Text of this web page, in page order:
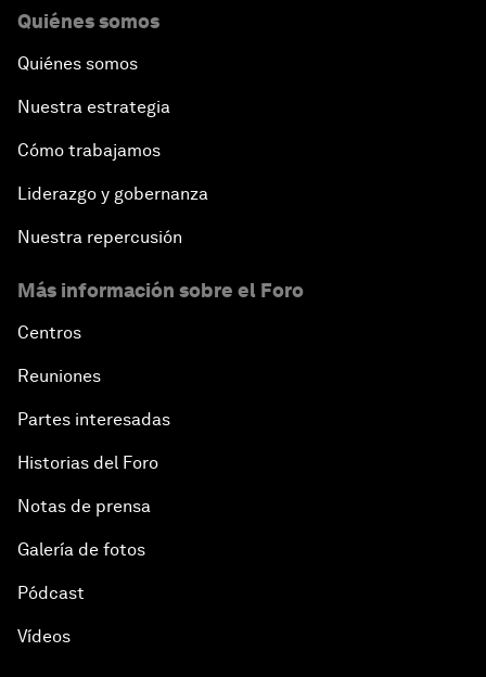
Quiénes somos
Quiénes somos
Nuestra estrategia
Cómo trabajamos
Liderazgo y gobernanza
Nuestra repercusión
Más información sobre el Foro
Centros
Reuniones
Partes interesadas
Historias del Foro
Notas de prensa
Galería de fotos
Pódcast
Vídeos